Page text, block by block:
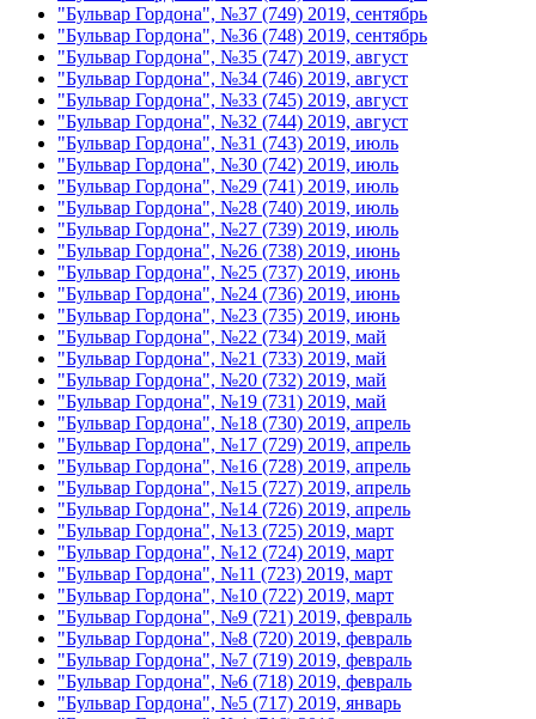
"Бульвар Гордона", №37 (749) 2019, сентябрь
"Бульвар Гордона", №36 (748) 2019, сентябрь
"Бульвар Гордона", №35 (747) 2019, август
"Бульвар Гордона", №34 (746) 2019, август
"Бульвар Гордона", №33 (745) 2019, август
"Бульвар Гордона", №32 (744) 2019, август
"Бульвар Гордона", №31 (743) 2019, июль
"Бульвар Гордона", №30 (742) 2019, июль
"Бульвар Гордона", №29 (741) 2019, июль
"Бульвар Гордона", №28 (740) 2019, июль
"Бульвар Гордона", №27 (739) 2019, июль
"Бульвар Гордона", №26 (738) 2019, июнь
"Бульвар Гордона", №25 (737) 2019, июнь
"Бульвар Гордона", №24 (736) 2019, июнь
"Бульвар Гордона", №23 (735) 2019, июнь
"Бульвар Гордона", №22 (734) 2019, май
"Бульвар Гордона", №21 (733) 2019, май
"Бульвар Гордона", №20 (732) 2019, май
"Бульвар Гордона", №19 (731) 2019, май
"Бульвар Гордона", №18 (730) 2019, апрель
"Бульвар Гордона", №17 (729) 2019, апрель
"Бульвар Гордона", №16 (728) 2019, апрель
"Бульвар Гордона", №15 (727) 2019, апрель
"Бульвар Гордона", №14 (726) 2019, апрель
"Бульвар Гордона", №13 (725) 2019, март
"Бульвар Гордона", №12 (724) 2019, март
"Бульвар Гордона", №11 (723) 2019, март
"Бульвар Гордона", №10 (722) 2019, март
"Бульвар Гордона", №9 (721) 2019, февраль
"Бульвар Гордона", №8 (720) 2019, февраль
"Бульвар Гордона", №7 (719) 2019, февраль
"Бульвар Гордона", №6 (718) 2019, февраль
"Бульвар Гордона", №5 (717) 2019, январь